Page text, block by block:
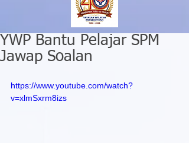
YWP Bantu Pelajar SPM
Jawap Soalan
https://www.youtube.com/watch?
v=xlmSxrm8izs